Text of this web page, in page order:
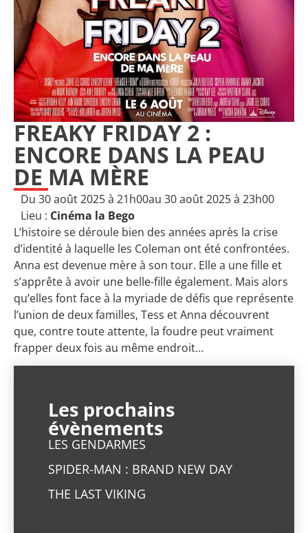
FREAKY FRIDAY 2 :
ENCORE DANS LA PEAU
DE MA MÈRE
Du 30 août 2025 à 21h00au 30 août 2025 à 23h00
Lieu : Cinéma la Bego
L’histoire se déroule bien des années après la crise
d’identité à laquelle les Coleman ont été confrontées.
Anna est devenue mère à son tour. Elle a une fille et
s’apprête à avoir une belle-fille également. Mais alors
qu’elles font face à la myriade de défis que représente
l’union de deux familles, Tess et Anna découvrent
que, contre toute attente, la foudre peut vraiment
frapper deux fois au même endroit…
Les prochains
évènements
LES GENDARMES
SPIDER-MAN : BRAND NEW DAY
THE LAST VIKING